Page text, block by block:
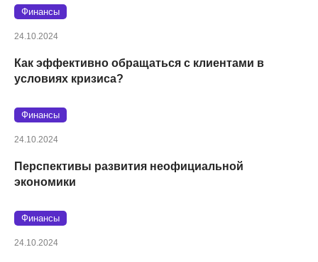
Финансы
24.10.2024
Как эффективно обращаться с клиентами в
условиях кризиса?
Финансы
24.10.2024
Перспективы развития неофициальной
экономики
Финансы
24.10.2024